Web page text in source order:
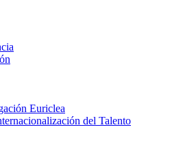
Euriclea
del Talento